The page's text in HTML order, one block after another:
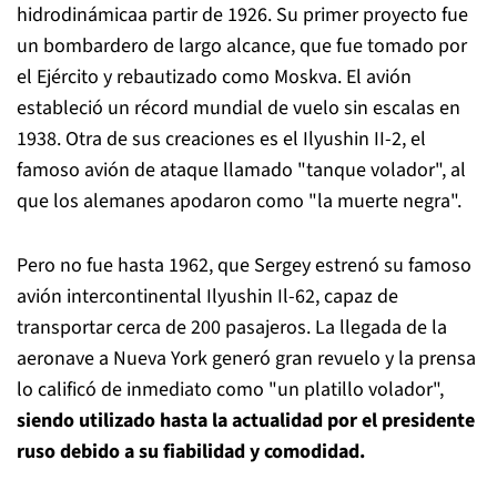
hidrodinámicaa partir de 1926. Su primer proyecto fue
un bombardero de largo alcance, que fue tomado por
el Ejército y rebautizado como Moskva. El avión
estableció un récord mundial de vuelo sin escalas en
1938. Otra de sus creaciones es el Ilyushin II-2, el
famoso avión de ataque llamado "tanque volador", al
que los alemanes apodaron como "la muerte negra".
Pero no fue hasta 1962, que Sergey estrenó su famoso
avión intercontinental Ilyushin Il-62, capaz de
transportar cerca de 200 pasajeros. La llegada de la
aeronave a Nueva York generó gran revuelo y la prensa
lo calificó de inmediato como "un platillo volador",
siendo utilizado hasta la actualidad por el presidente
ruso debido a su fiabilidad y comodidad.